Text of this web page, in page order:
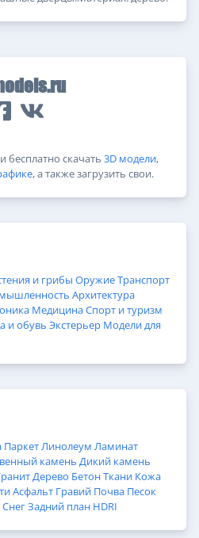
бесплатно скачать 3D модели,
, а также загрузить свои.
и грибы ОружиеТранспорт
Архитектура
МедицинаСпорт и туризм
и обувь Экстерьер Модели для
ПаркетЛинолеум Ламинат
камень Дикий камень
Дерево БетонТкани Кожа
Асфальт Гравий Почва Песок
СнегЗадний план HDRI